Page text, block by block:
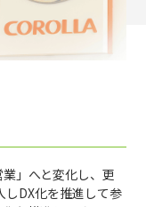
」へと変化し、更
DX化を推進して参